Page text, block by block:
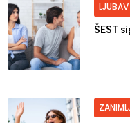
ŠEST